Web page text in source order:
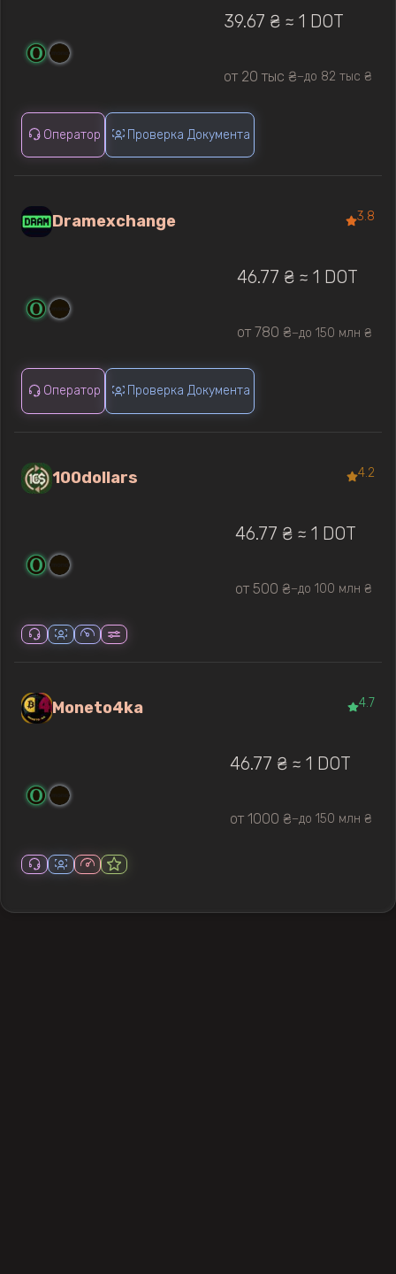
39.67 ₴ ≈ 1 DOT
от 20 тыс ₴—до 82 тыс ₴
Оператор Проверка Документа
Dramexchange 3.8
46.77 ₴ ≈ 1 DOT
от 780 ₴—до 150 млн ₴
Оператор Проверка Документа
100dollars 4.2
46.77 ₴ ≈ 1 DOT
от 500 ₴—до 100 млн ₴
Moneto4ka 4.7
46.77 ₴ ≈ 1 DOT
от 1000 ₴—до 150 млн ₴